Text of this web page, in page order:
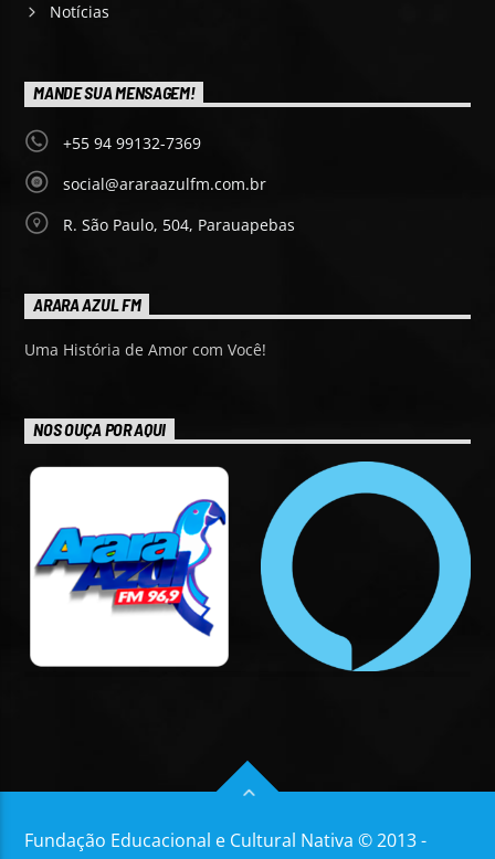
Notícias
MANDE SUA MENSAGEM!
+55 94 99132-7369
social@araraazulfm.com.br
R. São Paulo, 504, Parauapebas
ARARA AZUL FM
Uma História de Amor com Você!
NOS OUÇA POR AQUI
Fundação Educacional e Cultural Nativa © 2013 -